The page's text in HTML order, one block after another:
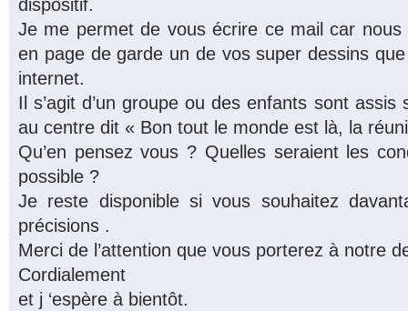
dispositif.
Je me permet de vous écrire ce mail car nous
en page de garde un de vos super dessins
internet.
Il s’agit d’un groupe ou des enfants sont assis
au centre dit « Bon tout le monde est là, la
Qu’en pensez vous ? Quelles seraient les
possible ?
Je reste disponible si vous souhaitez
précisions .
Merci de l’attention que vous porterez à notre
Cordialement
et j ‘espère à bientôt.